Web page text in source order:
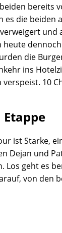
bereits
die beiden
und
die
ins
10
ist Starke,
Dejan und
Los geht es
von den